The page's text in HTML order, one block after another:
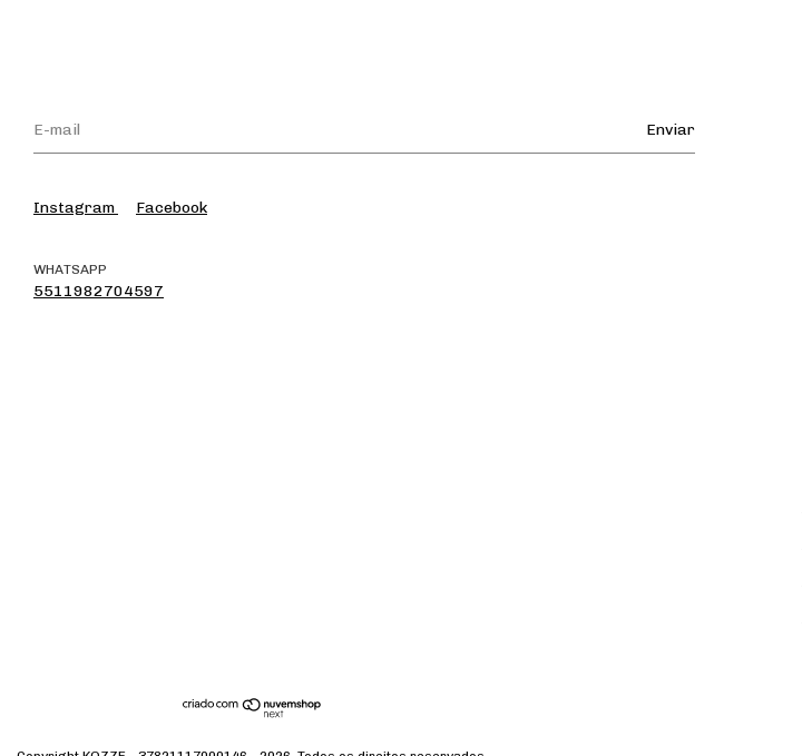
Instagram Facebook
WHATSAPP
5511982704597